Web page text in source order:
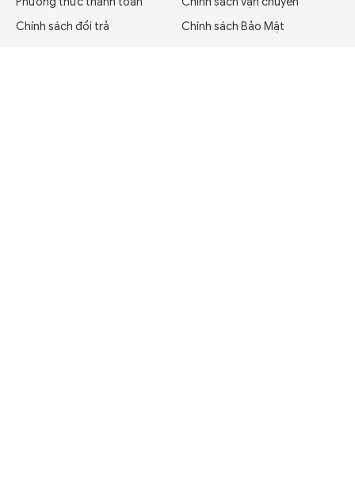
Chính sách đổi trả
Chính sách Bảo Mật